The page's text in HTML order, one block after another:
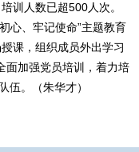
训人数已超500人次。
心、牢记使命”主题教育
课，组织成员外出学习
面加强党员培训，着力培
伍。（朱华才）